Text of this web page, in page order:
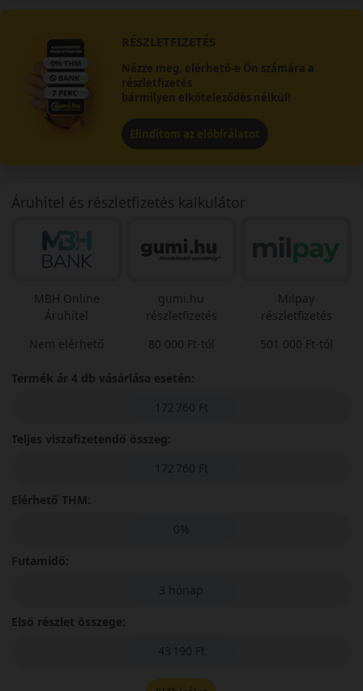
RÉSZLETFIZETÉS
Nézze meg, elérhető-e Ön számára a
részletfizetés
bármilyen elköteleződés nélkül!
Elindítom az előbírálatot
Áruhitel és részletfizetés kalkulátor
MBH Online
Áruhitel
Nem elérhető
gumi.hu
részletfizetés
80 000 Ft-tól
Milpay
részletfizetés
501 000 Ft-tól
Termék ár 4 db vásárlása esetén:
172 760 Ft
Teljes viszafizetendő összeg:
172 760 Ft
Elérhető THM:
0%
Futamidő:
3 hónap
Első részlet összege:
43 190 Ft